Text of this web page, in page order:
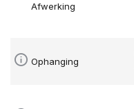
Afwerking
Ophanging